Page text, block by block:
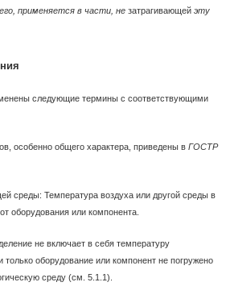
применяется в части, не затрагивающей эту
следующие термины с соответствующими
особенно общего характера, приведены в ГОСТР
среды: Температура воздуха или другой среды в
оборудования или компонента.
не включает в себя температуру
только оборудование или компонент не погружено
среду (см. 5.1.1).